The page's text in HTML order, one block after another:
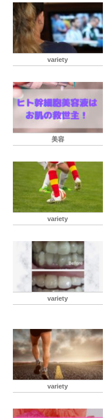
variety
美容
variety
variety
variety